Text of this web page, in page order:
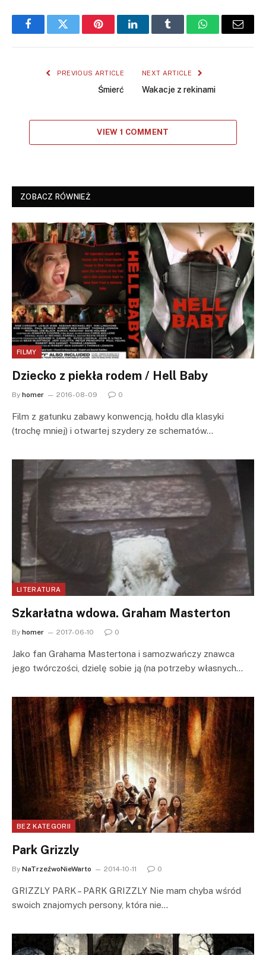
FacebookTwitter PinterestLinkedInTumblr WhatsAppEmail
PREVIOUS ARTICLE
Śmierć
NEXT ARTICLE
Wakacje z rekinami
VIEW 1 COMMENT
ZOBACZ RÓWNIEŻ
FILMY
Dziecko z piekła rodem / Hell Baby
By homer 2016-08-09 0
Film z gatunku zabawy konwencją, hołdu dla klasyki
(trochę mniej) i otwartej szydery ze schematów…
LITERATURA
Szkarłatna wdowa. Graham Masterton
By homer 2017-06-10 0
Jako fan Grahama Mastertona i samozwańczy znawca
jego twórczości, dzielę sobie ją (na potrzeby własnych…
BEZ KATEGORII
Park Grizzly
By NaTrzeźwoNieWarto 2014-10-11 0
GRIZZLY PARK – PARK GRIZZLY Nie mam chyba wśród
swoich znajomych persony, która nie…